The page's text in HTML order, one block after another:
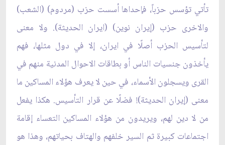
تأتي تؤسس حزباً، فإحداها أسست حزب (مردوم) (الشعب)
والاخرى حزب (إيران نوين) (ايران الحديثة). ولا معنى
لتأسيس الحزب أصلًا في ايران، إلا في دول مثلها، فهم
يأخذون جنسيات الناس أو بطاقات الاحوال المدنية منهم في
القرى ويسجلون الأسماء، في حين لا يعرف هؤلاء المساكين ما
معنى (إيران الحديثة)! فضلًا عن قرار التأسيس. هكذا يفعل
من لا دين لهم، ويريدون من هؤلاء المساكين التعساء إقامة
اجتماعات كبيرة ثم السير خلفهم والهتاف بحياتهم، وهذا هو